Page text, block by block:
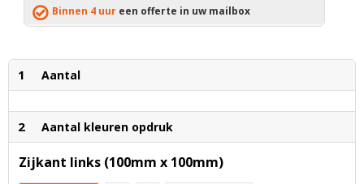
Binnen 4 uur een offerte in uw mailbox
1 Aantal
2 Aantal kleuren opdruk
Zijkant links (100mm x 100mm)